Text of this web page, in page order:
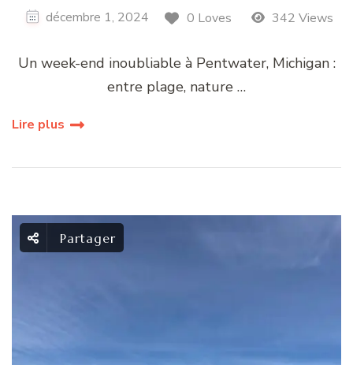
décembre 1, 2024 0 Loves 342 Views
Un week-end inoubliable à Pentwater, Michigan :
entre plage, nature …
Lire plus
Partager